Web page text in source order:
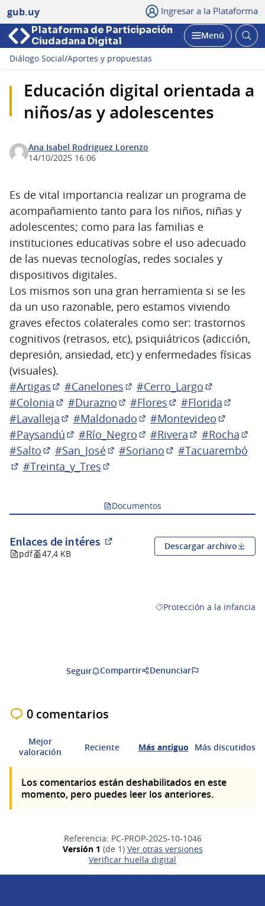
gub.uy Ingresar a la Plataforma
Plataforma de Participación
Ciudadana Digital
Abrir
Menú
Diálogo Social/Aportes y propuestas
Educación digital orientada a
niños/as y adolescentes
Ana Isabel Rodriguez Lorenzo
14/10/2025 16:06
Es de vital importancia realizar un programa de
acompañamiento tanto para los niños, niñas y
adolescentes; como para las familias e
instituciones educativas sobre el uso adecuado
de las nuevas tecnologías, redes sociales y
dispositivos digitales.
Los mismos son una gran herramienta si se les
da un uso razonable, pero estamos viviendo
graves efectos colaterales como ser: trastornos
cognitivos (retrasos, etc), psiquiátricos (adicción,
depresión, ansiedad, etc) y enfermedades físicas
(visuales).
#Artigas
(Abrir en una pestaña nueva)
#Canelones
(Abrir en una pestaña
#Cerro_Largo
(Abrir en
#Colonia
(Abrir en una pestaña nueva)
#Durazno
(Abrir en una pestaña nueva)
#Flores
(Abrir en una
#Florida
(Abrir
#Lavalleja
(Abrir en una pestaña nueva)
#Maldonado
(Abrir en una pestaña
#Montevideo
(Abrir en
#Paysandú
(Abrir en una pestaña nueva)
#Río_Negro
(Abrir en una pestaña
#Rivera
(Abrir en una
#Rocha
#Salto
(Abrir en una pestaña nueva)
#San_José
(Abrir en una pestaña nueva)
#Soriano
#Tacuarembó
(Abrir en una pestaña nueva)
#Treinta_y_Tres
Documentos
Enlaces de intéres
(Abrir en una pestaña nueva)
pdf 47,4 KB
Descargar archivo
Resultados al filtrar por la
Protección a la infancia
Seguir Compartir Denunciar
0 comentarios
Mejor
valoración
Reciente Más antiguo Más discutidos
Los comentarios están deshabilitados en este
momento, pero puedes leer los anteriores.
Referencia: PC-PROP-2025-10-1046
Versión 1 (de 1)
ver otras versiones
Verificar huella digital